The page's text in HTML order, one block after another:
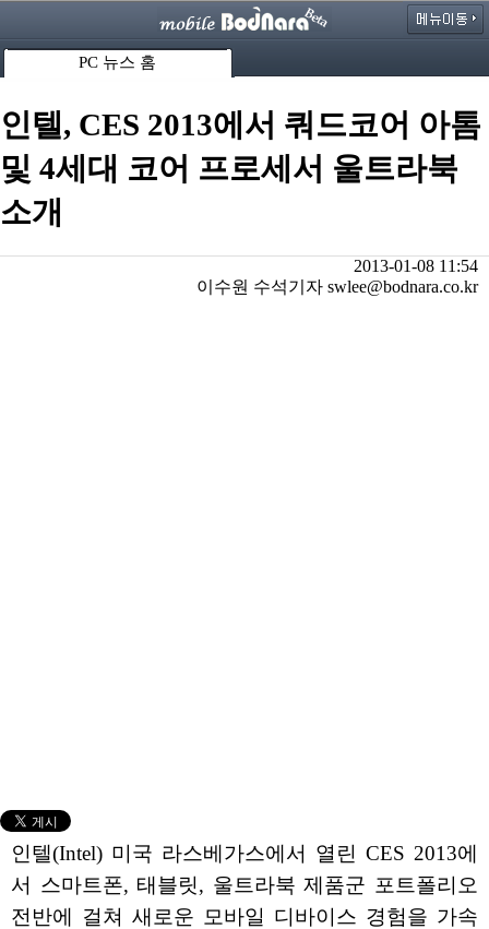
PC 뉴스 홈
인텔, CES 2013에서 쿼드코어 아톰
및 4세대 코어 프로세서 울트라북
소개
2013-01-08 11:54
이수원 수석기자 swlee@bodnara.co.kr
인텔(Intel) 미국 라스베가스에서 열린 CES 2013에
서 스마트폰, 태블릿, 울트라북 제품군 포트폴리오
전반에 걸쳐 새로운 모바일 디바이스 경험을 가속